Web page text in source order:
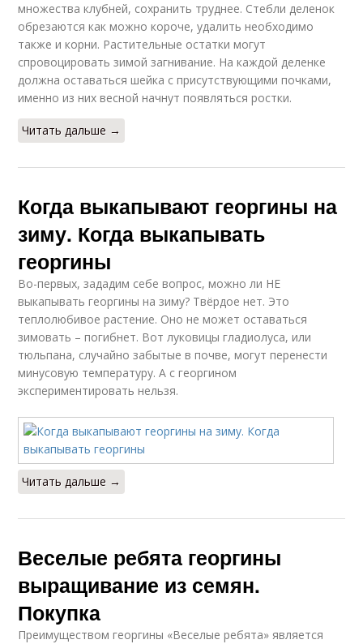
множества клубней, сохранить труднее. Стебли деленок
обрезаются как можно короче, удалить необходимо
также и корни. Растительные остатки могут
спровоцировать зимой загнивание. На каждой деленке
должна оставаться шейка с присутствующими почками,
именно из них весной начнут появляться ростки.
Читать дальше →
Когда выкапывают георгины на
зиму. Когда выкапывать
георгины
Во-первых, зададим себе вопрос, можно ли НЕ
выкапывать георгины на зиму? Твёрдое нет. Это
теплолюбивое растение. Оно не может оставаться
зимовать – погибнет. Вот луковицы гладиолуса, или
тюльпана, случайно забытые в почве, могут перенести
минусовую температуру. А с георгином
экспериментировать нельзя.
Читать дальше →
Веселые ребята георгины
выращивание из семян.
Покупка
Преимуществом георгины «Веселые ребята» является